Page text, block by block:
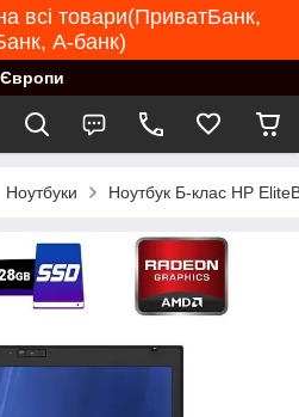
всі товари(ПриватБанк,
А-банк)
Ноутбуки Ноутбук Б-клас HP